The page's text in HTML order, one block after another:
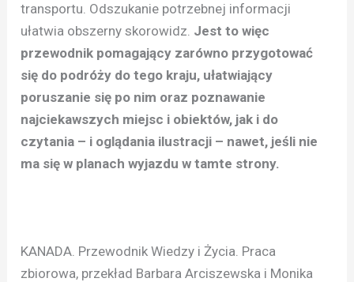
transportu. Odszukanie potrzebnej informacji
ułatwia obszerny skorowidz. Jest to więc
przewodnik pomagający zarówno przygotować
się do podróży do tego kraju, ułatwiający
poruszanie się po nim oraz poznawanie
najciekawszych miejsc i obiektów, jak i do
czytania – i oglądania ilustracji – nawet, jeśli nie
ma się w planach wyjazdu w tamte strony.
KANADA. Przewodnik Wiedzy i Życia. Praca
zbiorowa, przekład Barbara Arciszewska i Monika